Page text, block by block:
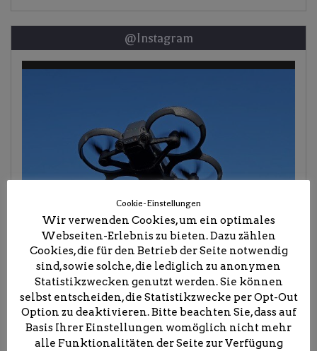
@Instagram
Cookie-Einstellungen
Wir verwenden Cookies, um ein optimales
Webseiten-Erlebnis zu bieten. Dazu zählen
Cookies, die für den Betrieb der Seite notwendig
sind, sowie solche, die lediglich zu anonymen
Statistikzwecken genutzt werden. Sie können
selbst entscheiden, die Statistikzwecke per Opt-Out
Option zu deaktivieren. Bitte beachten Sie, dass auf
Basis Ihrer Einstellungen womöglich nicht mehr
alle Funktionalitäten der Seite zur Verfügung